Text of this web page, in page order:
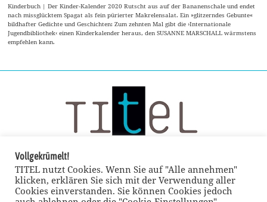
Kinderbuch | Der Kinder-Kalender 2020 Rutscht aus auf der Bananenschale und endet
nach missglücktem Spagat als fein pürierter Makrelensalat. Ein »glitzerndes Gebunte«
bildhafter Gedichte und Geschichten: Zum zehnten Mal gibt die ›Internationale
Jugendbibliothek‹ einen Kinderkalender heraus, den SUSANNE MARSCHALL wärmstens
empfehlen kann.
Vollgekrümelt!
TITEL nutzt Cookies. Wenn Sie auf "Alle annehmen"
klicken, erklären Sie sich mit der Verwendung aller
Cookies einverstanden. Sie können Cookies jedoch